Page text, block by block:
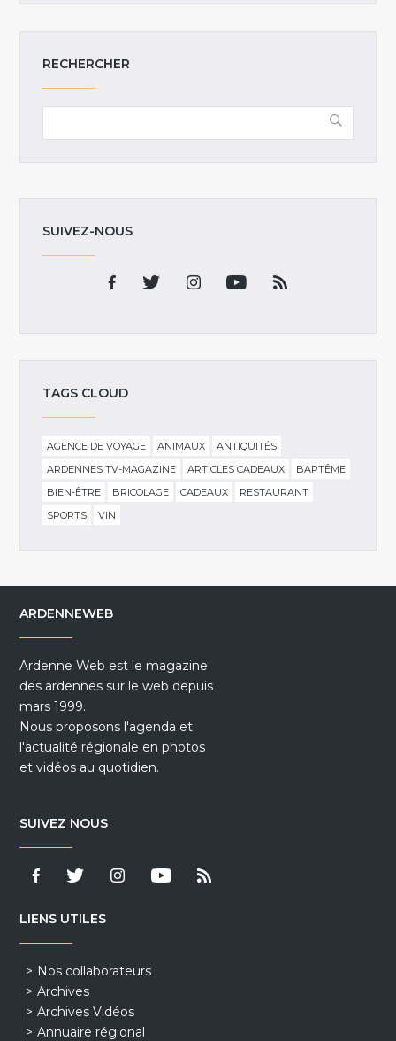
RECHERCHER
SUIVEZ-NOUS
TAGS CLOUD
AGENCE DE VOYAGE ANIMAUX
ANTIQUITÉS
ARDENNES TV-MAGAZINE
ARTICLES CADEAUX
BAPTÊME
BIEN-ÊTRE
BRICOLAGE CADEAUX
RESTAURANT
SPORTS
VIN
ARDENNEWEB
Ardenne Web est le magazine
des ardennes sur le web depuis
mars 1999.
Nous proposons l'agenda et
l'actualité régionale en photos
et vidéos au quotidien.
SUIVEZ NOUS
LIENS UTILES
Nos collaborateurs
Archives
Archives Vidéos
Annuaire régional